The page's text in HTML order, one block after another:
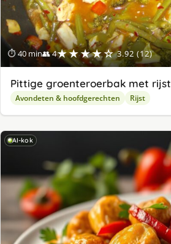
⏱ 40 min👥 4★★★★☆ 3.92 (12)
Pittige groenteroerbak met rijst
Avondeten & hoofdgerechten Rijst
AI-kok